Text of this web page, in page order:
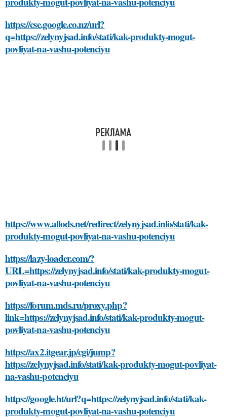
https://cse.google.co.nz/url?
q=https://zelynyjsad.info/stati/kak-produkty-mogut-
povliyat-na-vashu-potenciyu
https://www.allods.net/redirect/zelynyjsad.info/stati/kak-
produkty-mogut-povliyat-na-vashu-potenciyu
https://lazy-loader.com/?
URL=https://zelynyjsad.info/stati/kak-produkty-mogut-
povliyat-na-vashu-potenciyu
https://forum.mds.ru/proxy.php?
link=https://zelynyjsad.info/stati/kak-produkty-mogut-
povliyat-na-vashu-potenciyu
https://ax2.itgear.jp/cgi/jump?
https://zelynyjsad.info/stati/kak-produkty-mogut-povliyat-
na-vashu-potenciyu
https://google.ht/url?q=https://zelynyjsad.info/stati/kak-
produkty-mogut-povliyat-na-vashu-potenciyu